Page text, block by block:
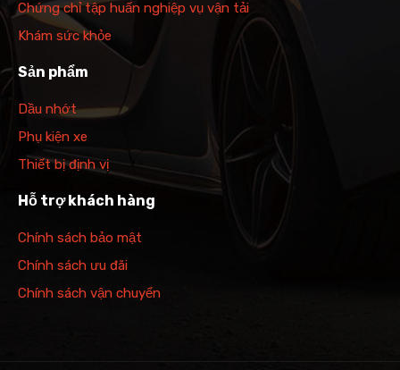
Chứng chỉ tập huấn nghiệp vụ vận tải
Khám sức khỏe
Sản phẩm
Dầu nhớt
Phụ kiện xe
Thiết bị định vị
Hỗ trợ khách hàng
Chính sách bảo mật
Chính sách ưu đãi
Chính sách vận chuyển